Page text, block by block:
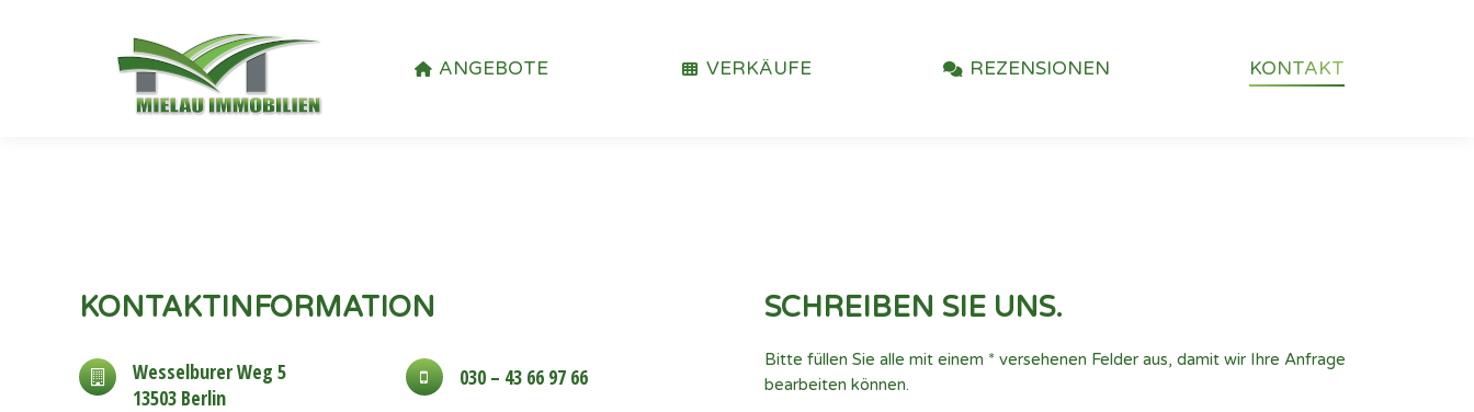
ANGEBOTE VERKÄUFE REZENSIONEN KONTAKT
KONTAKTINFORMATION
Wesselburer Weg 5
13503 Berlin
030 – 43 66 97 66
SCHREIBEN SIE UNS.
Bitte füllen Sie alle mit einem * versehenen Felder aus, damit wir Ihre Anfrage
bearbeiten können.